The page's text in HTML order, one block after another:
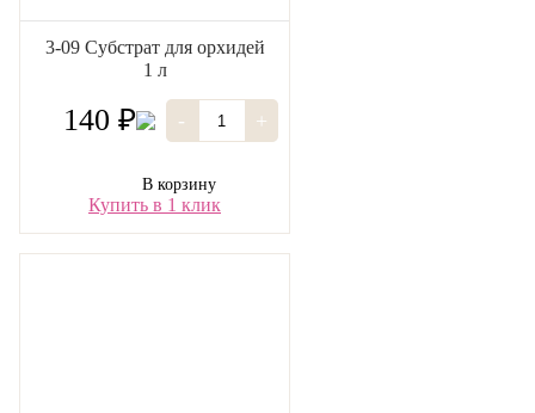
3-09 Субстрат для орхидей
1 л
140 ₽ - +
В корзину
Купить в 1 клик